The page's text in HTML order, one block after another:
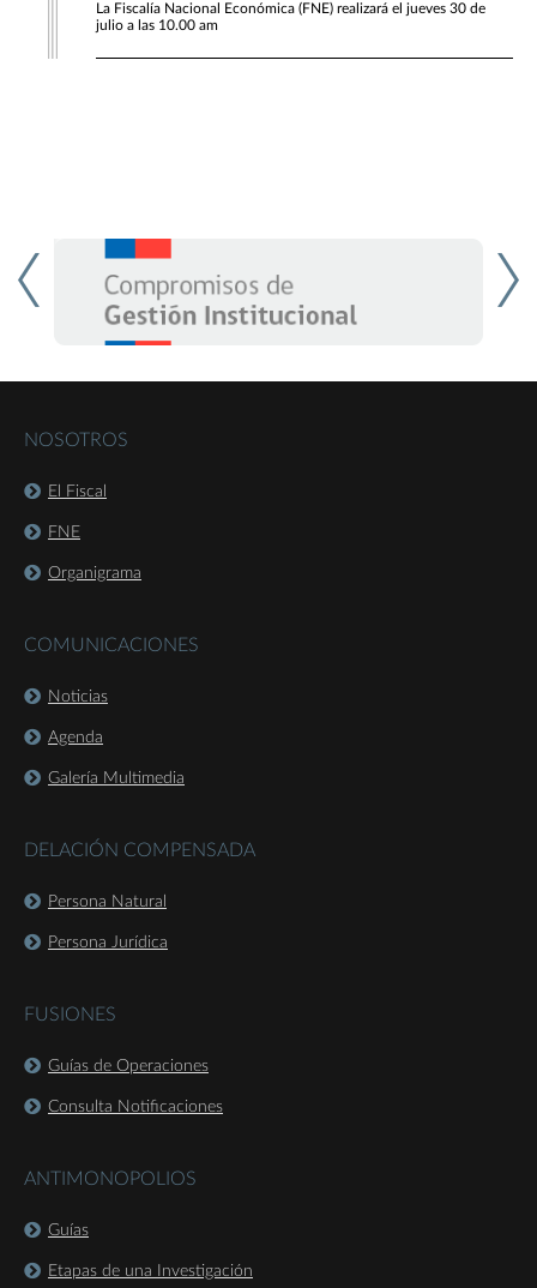
La Fiscalía Nacional Económica (FNE) realizará el jueves 30 de
julio a las 10.00 am
NOSOTROS
El Fiscal
FNE
Organigrama
COMUNICACIONES
Noticias
Agenda
Galería Multimedia
DELACIÓN COMPENSADA
Persona Natural
Persona Jurídica
FUSIONES
Guías de Operaciones
Consulta Notificaciones
ANTIMONOPOLIOS
Guías
Etapas de una Investigación